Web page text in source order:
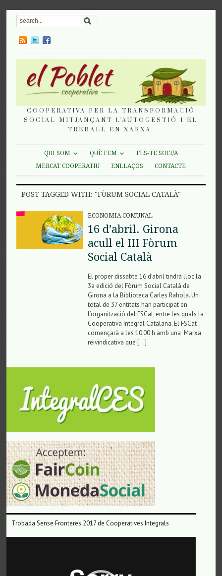
COOPERATIVA PER LA TRANSFORMACIÓ
SOCIAL MITJANÇANT L'AUTOGESTIÓ I EL
TREBALL EN XARXA.
QUI SOM QUÈ FEM
FES-TE SOCI/A
MERCAT COOPERATIU
ENLLAÇOS CONTACTE
POST TAGGED WITH: "FÒRUM SOCIAL CATALÀ"
ECONOMIA COMUNAL
16 d’abril. Girona
acull el III Fòrum
Social Català
El proper dissabte 16 d’abril tindrà lloc la
3a edició del Fòrum Social Català de
Girona a la Biblioteca Carles Rahola. Un
total de 37 entitats han participat en
l’organització del FSCat, entre les quals la
Cooperativa Integral Catalana. El FSCat
començarà a les 10:00 h amb una Marxa
reivindicativa que […]
Trobada Sense Fronteres 2017 de Cooperatives Integrals